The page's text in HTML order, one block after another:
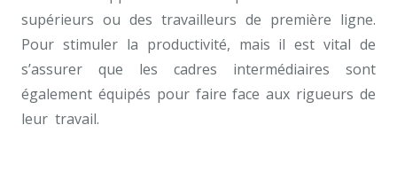
supérieurs ou des travailleurs de première ligne.
Pour stimuler la productivité, mais il est vital de
s’assurer que les cadres intermédiaires sont
également équipés pour faire face aux rigueurs de
leur travail.